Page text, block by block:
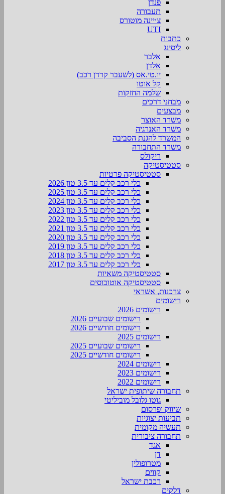
פנדן
תעבורה
צ׳יינה מוטורס
UTI
כתבות
ליסינג
אלבר
אלדן
יו.טי.אס (לשעבר קרדן רכב)
קל אוטו
שלמה החזקות
מבחני דרכים
מבצעים
משרד האוצר
משרד האנרגיה
המשרד להגנת הסביבה
משרד התחבורה
ריקולס
סטטיסטיקה
סטטיסטיקה פרטיות
כלי רכב קלים עד 3.5 טון 2026
כלי רכב קלים עד 3.5 טון 2025
כלי רכב קלים עד 3.5 טון 2024
כלי רכב קלים עד 3.5 טון 2023
כלי רכב קלים עד 3.5 טון 2022
כלי רכב קלים עד 3.5 טון 2021
כלי רכב קלים עד 3.5 טון 2020
כלי רכב קלים עד 3.5 טון 2019
כלי רכב קלים עד 3.5 טון 2018
כלי רכב קלים עד 3.5 טון 2017
סטטיסטיקה משאיות
סטטיסטיקה אוטובוסים
צרכנות, אשראי
רישומים
רישומים 2026
רישומים שבועיים 2026
רישומים חודשיים 2026
רישומים 2025
רישומים שבועיים 2025
רישומים חודשיים 2025
רישומים 2024
רישומים 2023
רישומים 2022
תחבורה שיתופית ישראל
גוטו גלובל מוביליטי
שיווק ופרסום
תביעות יצוגיות
תעשיה מקומית
תחבורה ציבורית
אגד
דן
מטרופולין
קווים
רכבת ישראל
דלקים